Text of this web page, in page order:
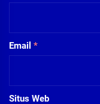
Email *
Situs Web